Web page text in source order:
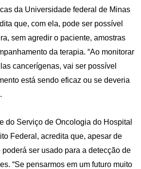
da Universidade federal de Minas
que, com ela, pode ser possível
sem agredir o paciente, amostras
da terapia. “Ao monitorar
cancerígenas, vai ser possível
está sendo eficaz ou se deveria
do Serviço de Oncologia do Hospital
Federal, acredita que, apesar de
ser usado para a detecção de
“Se pensarmos em um futuro muito